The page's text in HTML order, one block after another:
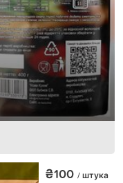
₴100 / штука